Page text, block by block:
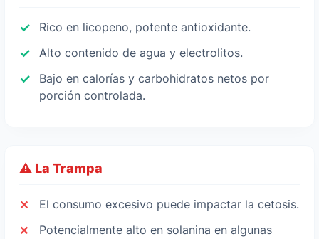
Rico en licopeno, potente antioxidante.
Alto contenido de agua y electrolitos.
Bajo en calorías y carbohidratos netos por
porción controlada.
⚠️ La Trampa
El consumo excesivo puede impactar la cetosis.
Potencialmente alto en solanina en algunas